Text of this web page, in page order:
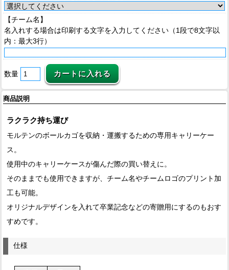
【チーム名】
名入れする場合は印刷する文字を入力してください（1段で8文字以
内：最大3行）
数量
商品説明
ラクラク持ち運び
モルテンのボールカゴを収納・運搬するための専用キャリーケー
ス。
使用中のキャリーケースが傷んだ際の買い替えに。
そのままでも使用できますが、チーム名やチームロゴのプリント加
工も可能。
オリジナルデザインを入れて卒業記念などの寄贈用にするのもおす
すめです。
仕様